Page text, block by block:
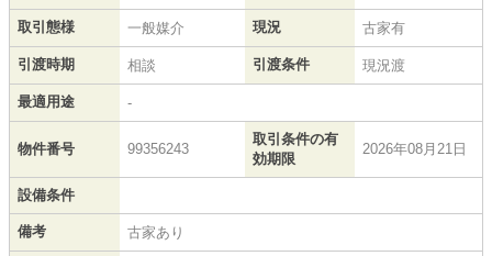
取引態様 一般媒介 現況 古家有
引渡時期 相談 引渡条件 現況渡
最適用途 -
物件番号 99356243
取引条件の有
効期限
2026年08月21日
設備条件
備考 古家あり